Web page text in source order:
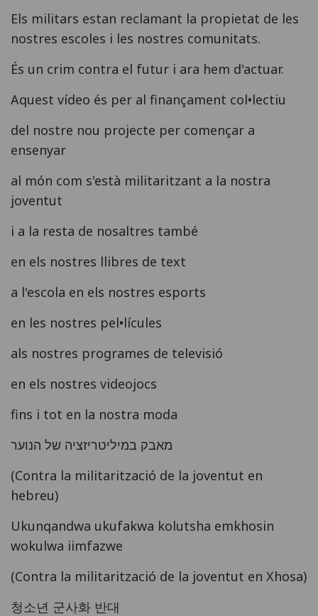
Els militars estan reclamant la propietat de les
nostres escoles i les nostres comunitats.
És un crim contra el futur i ara hem d'actuar.
Aquest vídeo és per al finançament col•lectiu
del nostre nou projecte per començar a
ensenyar
al món com s'està militaritzant a la nostra
joventut
i a la resta de nosaltres també
en els nostres llibres de text
a l'escola en els nostres esports
en les nostres pel•lícules
als nostres programes de televisió
en els nostres videojocs
fins i tot en la nostra moda
(Contra la militarització de la joventut en
hebreu)
Ukunqandwa ukufakwa kolutsha emkhosin
wokulwa iimfazwe
(Contra la militarització de la joventut en Xhosa)
청소년 군사화 반대